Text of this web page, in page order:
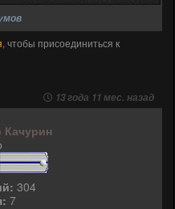
, чтобы присоединиться к
13 года 11 мес. назад
304
7